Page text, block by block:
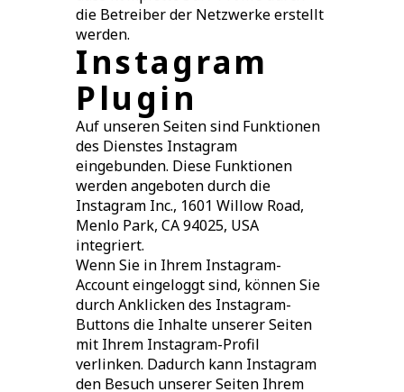
die Betreiber der Netzwerke erstellt
werden.
Instagram
Plugin
Auf unseren Seiten sind Funktionen
des Dienstes Instagram
eingebunden. Diese Funktionen
werden angeboten durch die
Instagram Inc., 1601 Willow Road,
Menlo Park, CA 94025, USA
integriert.
Wenn Sie in Ihrem Instagram-
Account eingeloggt sind, können Sie
durch Anklicken des Instagram-
Buttons die Inhalte unserer Seiten
mit Ihrem Instagram-Profil
verlinken. Dadurch kann Instagram
den Besuch unserer Seiten Ihrem